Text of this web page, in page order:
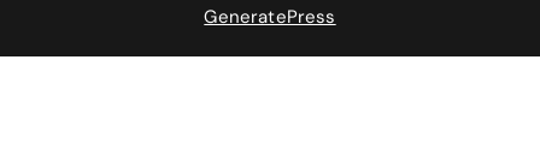
GeneratePress